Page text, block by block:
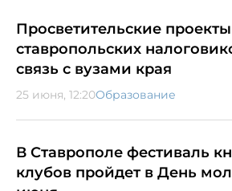
Просветительские проекты
ставропольских
связь с вузами края
25 июня, 12:20Образование
В Ставрополе фестиваль
клубов пройдет в День